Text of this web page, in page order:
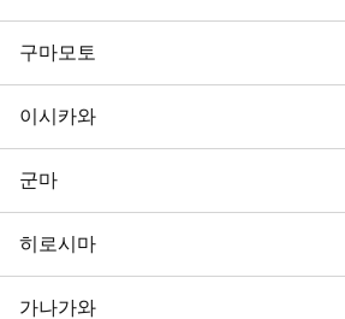
구마모토
이시카와
군마
히로시마
가나가와